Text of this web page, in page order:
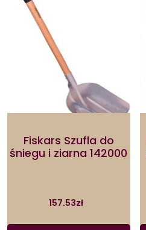
Fiskars Szufla do
śniegu i ziarna 142000
157.53zł